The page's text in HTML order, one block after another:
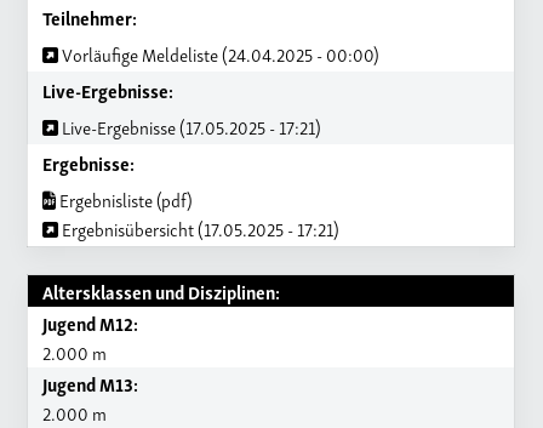
Teilnehmer:
Vorläufige Meldeliste (24.04.2025 - 00:00)
Live-Ergebnisse:
Live-Ergebnisse (17.05.2025 - 17:21)
Ergebnisse:
Ergebnisliste (pdf)
Ergebnisübersicht (17.05.2025 - 17:21)
Altersklassen und Disziplinen:
Jugend M12:
2.000 m
Jugend M13:
2.000 m